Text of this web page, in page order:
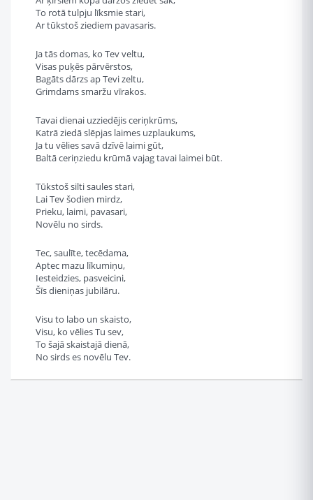
To rotā tulpju līksmie stari,
Ar tūkstoš ziediem pavasaris.
Ja tās domas, ko Tev veltu,
Visas puķēs pārvērstos,
Bagāts dārzs ap Tevi zeltu,
Grimdams smaržu vīrakos.
Tavai dienai uzziedējis ceriņkrūms,
Katrā ziedā slēpjas laimes uzplaukums,
Ja tu vēlies savā dzīvē laimi gūt,
Baltā ceriņziedu krūmā vajag tavai laimei būt.
Tūkstoš silti saules stari,
Lai Tev šodien mirdz,
Prieku, laimi, pavasari,
Novēlu no sirds.
Tec, saulīte, tecēdama,
Aptec mazu līkumiņu,
Iesteidzies, pasveicini,
Šīs dieniņas jubilāru.
Visu to labo un skaisto,
Visu, ko vēlies Tu sev,
To šajā skaistajā dienā,
No sirds es novēlu Tev.